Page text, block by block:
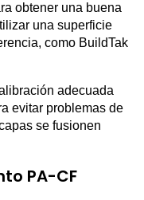
obtener una buena
una superficie
como BuildTak
adecuada
evitar problemas de
se fusionen
PA-CF